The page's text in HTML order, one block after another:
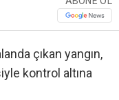
çıkan yangın,
kontrol altına